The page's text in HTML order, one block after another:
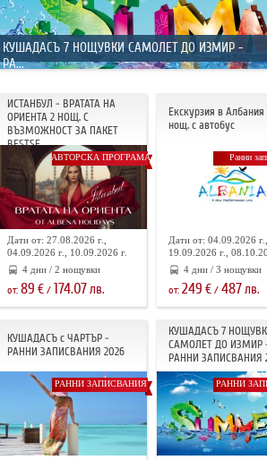
КУШАДАСЪ 7 НОЩУВКИ САМОЛЕТ ДО ИЗМИР -
РА...
ИСТАНБУЛ - ВРАТАТА НА
ОРИЕНТА 2 НОЩ. С
ВЪЗМОЖНОСТ ЗА ПАКЕТ
BESTSE...
АВТОРСКА ПРОГРАМА
Дати от: 27.08.2026 г.,
04.09.2026 г., 10.09.2026 г.
4 дни / 2 нощувки
от: 89 €/ 174.07лв.
Екскурзия в Албания
нощ. с автобус
Ранни
Дати от: 04.09.2026 г.,
19.09.2026 г.,
4 дни / 3 нощувки
от: 249 €/ 487лв.
КУШАДАСЪ с ЧАРТЪР -
РАННИ ЗАПИСВАНИЯ 2026
РАННИ ЗАПИСВАНИЯ
КУШАДАСЪ 7
САМОЛЕТ ДО ИЗМИР
РАННИ ЗАПИСВАНИЯ
РАННИ